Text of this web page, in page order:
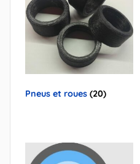
Pneus et roues (20)